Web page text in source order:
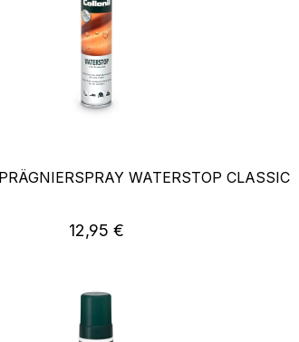
COLLONIL IMPRÄGNIERSPRAY WATERSTOP CLASSIC
Regulärer Preis:
12,95 €